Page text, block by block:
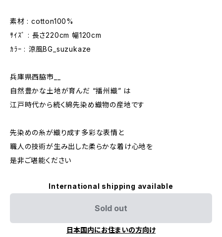
素材 : cotton100%
ｻｲｽﾞ : 長さ220cm 幅120cm
ｶﾗｰ : 涼風BG_suzukaze
兵庫県西脇市__
自然豊かな土地が育んだ “播州織” は
江戸時代から続く綿先染め織物の産地です
先染めの糸が織り成す多彩な表情と
職人の技術が生み出した柔らかな着け心地を
是非ご堪能ください
International shipping available
Sold out
日本国内にお住まいの方向け